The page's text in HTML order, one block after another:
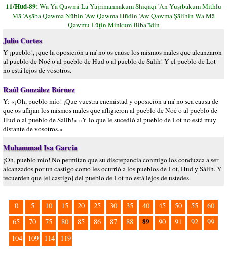
11/Hud-89:Wa Yā Qawmi Lā Yajrimannakum Shiqāqī 'An Yuşībakum Mithlu
Mā 'Aşāba Qawma Nūĥin 'Aw Qawma Hūdin 'Aw Qawma Şāliĥin Wa Mā
Qawmu Lūţin Minkum Biba`īdin
Julio Cortes
Y ¡pueblo!, ¡que la oposición a mí no os cause los mismos males que alcanzaron
al pueblo de Noé o al pueblo de Hud o al pueblo de Salih! Y el pueblo de Lot
no está lejos de vosotros.
Raúl González Bórnez
Y: «¡Oh, pueblo mío! ¡Que vuestra enemistad y oposición a mí no sea causa de
que os aflijan los mismos males que afligieron al pueblo de Noé o al pueblo de
Hud o al pueblo de Salih!» «Y lo que le sucedió al pueblo de Lot no está muy
distante de vosotros.»
Muhammad Isa García
¡Oh, pueblo mío! No permitan que su discrepancia conmigo los conduzca a ser
alcanzados por un castigo como les ocurrió a los pueblos de Lot, Hud y Sálih. Y
recuerden que [el castigo] del pueblo de Lot no está lejos de ustedes.
0 5 10 15 20 25 30 35 40 45 50 55
60
65
70 75 80 85 86 87 88 89 90 91 92
99
104
109 114 119